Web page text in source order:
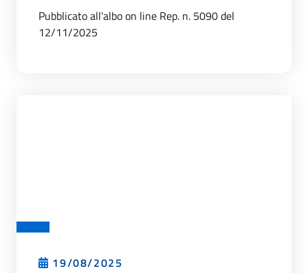
Pubblicato all'albo on line Rep. n. 5090 del
12/11/2025
19/08/2025